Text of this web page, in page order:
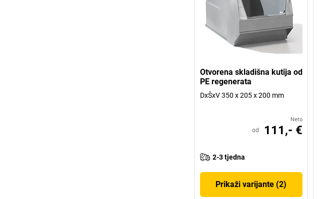
Otvorena skladišna kutija od
PE regenerata
DxŠxV 350 x 205 x 200 mm
Neto
od 111,- €
2-3 tjedna
Prikaži varijante (2)